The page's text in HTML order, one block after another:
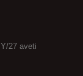
27 aveti